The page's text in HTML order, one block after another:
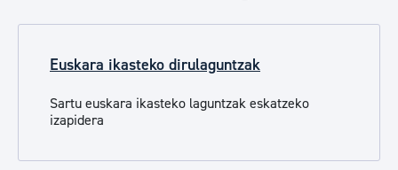
Euskara ikasteko dirulaguntzak
Sartu euskara ikasteko laguntzak eskatzeko
izapidera